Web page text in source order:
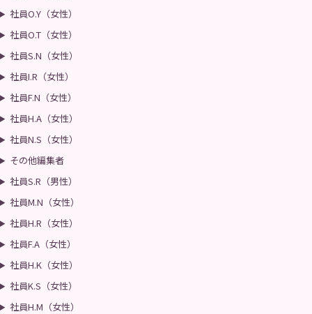
社員O.Y（女性）
社員O.T（女性）
社員S.N（女性）
社員I.R（女性）
社員F.N（女性）
社員H.A（女性）
社員N.S（女性）
その他編集者
社員S.R（男性）
社員M.N（女性）
社員H.R（女性）
社員F.A（女性）
社員H.K（女性）
社員K.S（女性）
社員H.M（女性）